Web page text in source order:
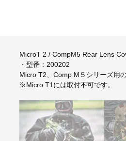
MicroT-2 / CompM5 Rear Lens
・型番：200202
Micro T2、Comp M５シリーズ用
※Micro T1には取付不可です。